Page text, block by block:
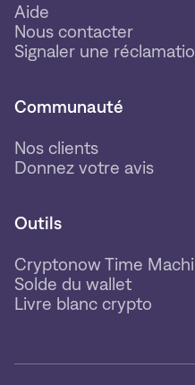
Aide
Nous contacter
Signaler une
Communauté
Nos clients
Donnez votre avis
Outils
Cryptonow Time
Solde du wallet
Livre blanc crypto